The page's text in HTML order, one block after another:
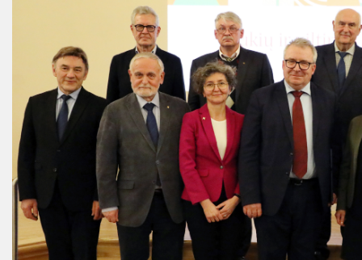
LMA NARIŲ RINKIMŲ REGLAMENTAS
REIKALAVIMAI RENKAMIEMS NARIAMS
PREZIDIUMO RINKIMŲ REGLAMENTAS
UŽSIENIO NARIŲ IŠKĖLIMO TVARKA
LMA NORMINIAI VIETINIAI TEISĖS AKTAI
BENDRADARBIAVIMO SUTARTYS
MOKSLININKO ETIKOS KODEKSAS
KORUPCIJOS PREVENCIJA
LMA VEIKLOS ATASKAITA
LMA NARIŲ VISUOTINIAI SUSIRINKIMAI
LMA LEIDYBA
PREMIJOS IR STIPENDIJOS
TARPTAUTINIAI RYŠIAI
SKYRIAUS „MOKSLININKŲ RŪMAI“ VEIKLA
BENDRADARBIAVIMAS SU REGIONAIS
LMA IR AKADEMIKAI ŽINIASKLAIDOJE
PASLAUGOS
PLANAVIMO DOKUMENTAI
DARBO UŽMOKESTIS
DARBO TARYBA
VIEŠIEJI PIRKIMAI
FINANSINIŲ ATASKAITŲ RINKINIAI
FINANSŲ KONTROLĖS TAISYKLĖS
ŪKIO SUBJEKTŲ PRIEŽIŪRA
TARNYBINIAI LENGVIEJI AUTOMOBILIAI
LMA RENGINIAI
RENGINIŲ ARCHYVAS
Pareigybių aprašymas ir atliekamos funkcijos
Šviesaus atminimo LMA nariai